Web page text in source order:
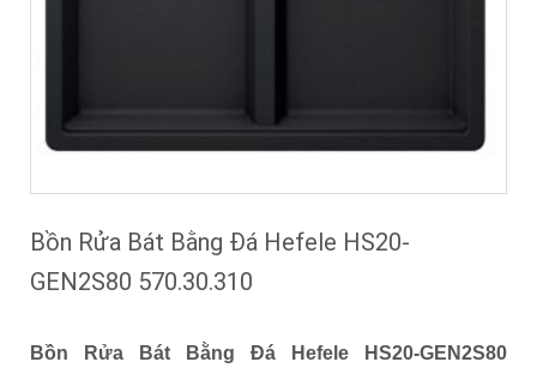
Bồn Rửa Bát Bằng Đá Hefele HS20-
GEN2S80 570.30.310
Bồn Rửa Bát Bằng Đá Hefele HS20-GEN2S80